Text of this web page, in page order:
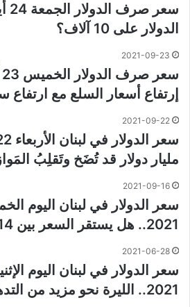
الدولار على 10 آلاف؟
2021-09-23
إرتفاع أسعار السلع مع ارتفاع
2021-09-22
مليار دولار ​قد تُضَخ وتَقلِبُ
2021-09-16
2021.. هل يستقر السعر بين 14 و 15 الف ليرة؟
2021-06-28
2021.. الليرة نحو مزيد من التدهور